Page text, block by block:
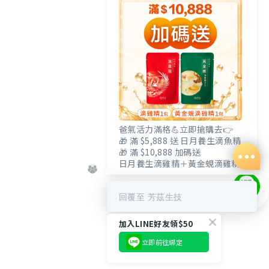
立即購買
爸氣活力滿格💪立即搶購去👉
🎁 滿 $5,888 送 日月養生滴魚精
🎁 滿 $10,888 加碼送
日月養生滴雞精＋黃金蜆滴雞精
回覆至 芳茲生技
加入LINE好友領$50
立即前往綁定